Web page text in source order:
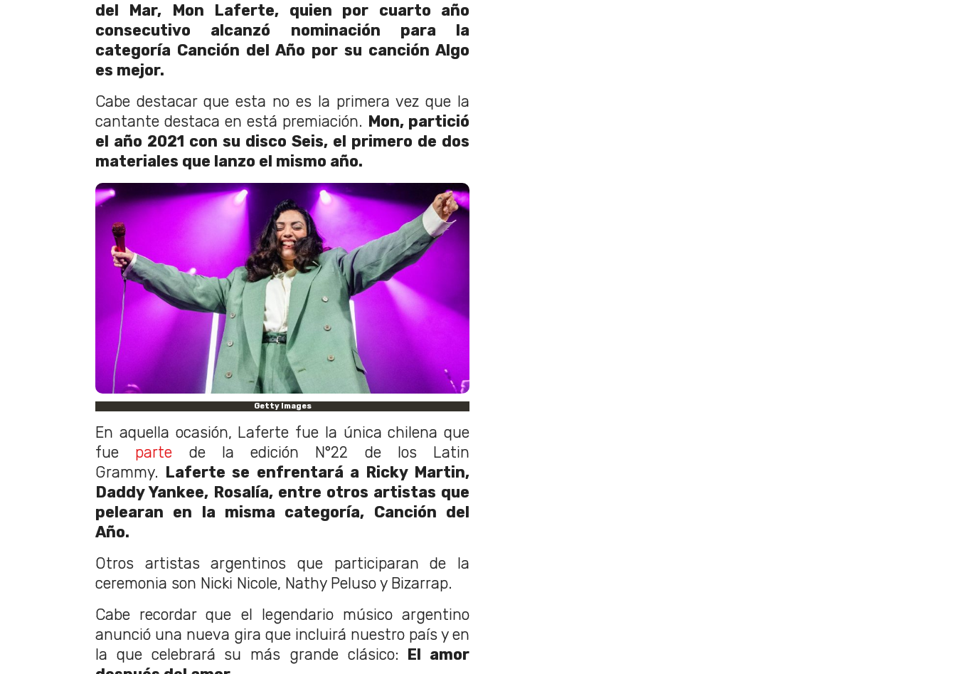
del Mar, Mon Laferte, quien por cuarto año
consecutivo alcanzó nominación para la
categoría Canción del Año por su canción Algo
es mejor.
Cabe destacar que esta no es la primera vez que la
cantante destaca en está premiación. Mon, partició
el año 2021 con su disco Seis, el primero de dos
materiales que lanzo el mismo año.
Getty Images
En aquella ocasión, Laferte fue la única chilena que
fue parte de la edición N°22 de los Latin
Grammy. Laferte se enfrentará a Ricky Martin,
Daddy Yankee, Rosalía, entre otros artistas que
pelearan en la misma categoría, Canción del
Año.
Otros artistas argentinos que participaran de la
ceremonia son Nicki Nicole, Nathy Peluso y Bizarrap.
Cabe recordar que el legendario músico argentino
anunció una nueva gira que incluirá nuestro país y en
la que celebrará su más grande clásico: El amor